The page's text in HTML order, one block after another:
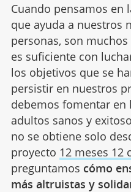
Cuando pensamos en
que ayuda a nuestros
personas, son
es suficiente con
los objetivos que se
persistir en nuestros
debemos fomentar en
adultos sanos y
no se obtiene solo
proyecto 12 meses 12
preguntamos cómo
más altruistas y